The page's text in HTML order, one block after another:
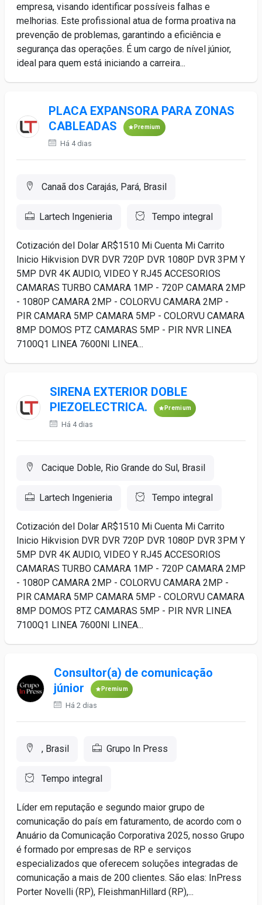
empresa, visando identificar possíveis falhas e
melhorias. Este profissional atua de forma proativa na
prevenção de problemas, garantindo a eficiência e
segurança das operações. É um cargo de nível júnior,
ideal para quem está iniciando a carreira...
PLACA EXPANSORA PARA ZONAS
CABLEADAS
Premium
Há 4 dias
Canaã dos Carajás, Pará, Brasil
Lartech Ingenieria Tempo integral
Cotización del Dolar AR$1510 Mi Cuenta Mi Carrito
Inicio Hikvision DVR DVR 720P DVR 1080P DVR 3PM Y
5MP DVR 4K AUDIO, VIDEO Y RJ45 ACCESORIOS
CAMARAS TURBO CAMARA 1MP - 720P CAMARA 2MP
- 1080P CAMARA 2MP - COLORVU CAMARA 2MP -
PIR CAMARA 5MP CAMARA 5MP - COLORVU CAMARA
8MP DOMOS PTZ CAMARAS 5MP - PIR NVR LINEA
7100Q1 LINEA 7600NI LINEA...
SIRENA EXTERIOR DOBLE
PIEZOELECTRICA.
Premium
Há 4 dias
Cacique Doble, Rio Grande do Sul, Brasil
Lartech Ingenieria Tempo integral
Cotización del Dolar AR$1510 Mi Cuenta Mi Carrito
Inicio Hikvision DVR DVR 720P DVR 1080P DVR 3PM Y
5MP DVR 4K AUDIO, VIDEO Y RJ45 ACCESORIOS
CAMARAS TURBO CAMARA 1MP - 720P CAMARA 2MP
- 1080P CAMARA 2MP - COLORVU CAMARA 2MP -
PIR CAMARA 5MP CAMARA 5MP - COLORVU CAMARA
8MP DOMOS PTZ CAMARAS 5MP - PIR NVR LINEA
7100Q1 LINEA 7600NI LINEA...
Consultor(a) de comunicação
júnior
Premium
Há 2 dias
, Brasil Grupo In Press
Tempo integral
Líder em reputação e segundo maior grupo de
comunicação do país em faturamento, de acordo com o
Anuário da Comunicação Corporativa 2025, nosso Grupo
é formado por empresas de RP e serviços
especializados que oferecem soluções integradas de
comunicação a mais de 200 clientes. São elas: InPress
Porter Novelli (RP), FleishmanHillard (RP),...